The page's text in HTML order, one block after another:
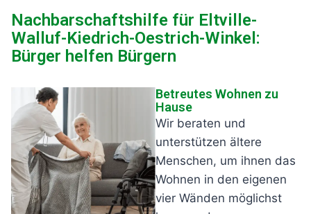
Nachbarschaftshilfe für Eltville-
Walluf-Kiedrich-Oestrich-Winkel:
Bürger helfen Bürgern
Betreutes Wohnen zu
Hause
Wir beraten und
unterstützen ältere
Menschen, um ihnen das
Wohnen in den eigenen
vier Wänden möglichst